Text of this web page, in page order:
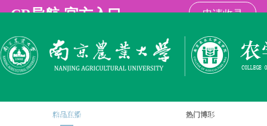
海角社区
海角社区海角海角社区概况 师资队伍